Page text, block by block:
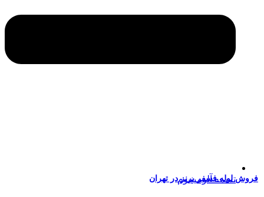
لوله فسفر برنز در تهران
تسمه آلومینیوم